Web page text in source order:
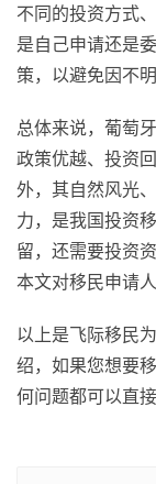
不同的投资方式
是自己申请还是
策，以避免因不
总体来说，葡萄
政策优越、投资
外，其自然风光
力，是我国投资
留，还需要投资
本文对移民申请
以上是飞际移民
绍，如果您想要
何问题都可以直